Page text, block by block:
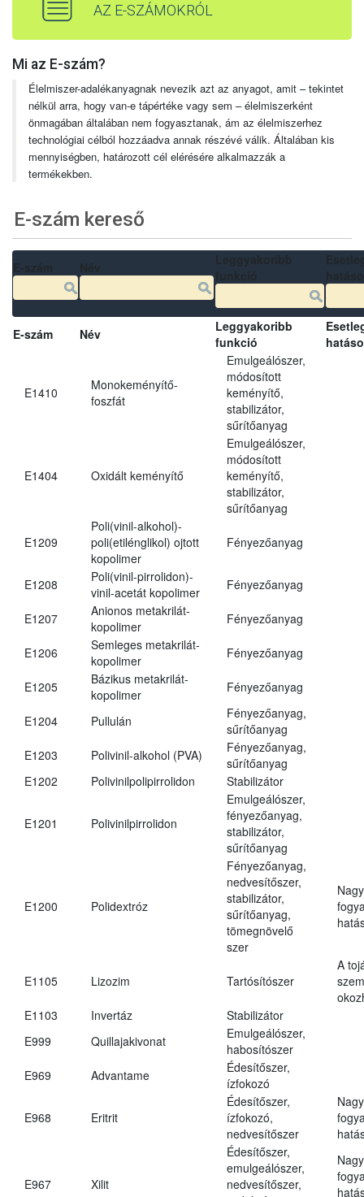
AZ E-SZÁMOKRÓL
Mi az E-szám?
Élelmiszer-adalékanyagnak nevezik azt az anyagot, amit – tekintet
nélkül arra, hogy van-e tápértéke vagy sem – élelmiszerként
önmagában általában nem fogyasztanak, ám az élelmiszerhez
technológiai célból hozzáadva annak részévé válik. Általában kis
mennyiségben, határozott cél elérésére alkalmazzák a
termékekben.
E-szám kereső
E-szám Név
Leggyakoribb
funkció
E1410
Monokeményítő-
foszfát
Emulgeálószer,
módosított
keményítő,
stabilizátor,
sűrítőanyag
E1404 Oxidált keményítő
Emulgeálószer,
módosított
keményítő,
stabilizátor,
sűrítőanyag
E1209
Poli(vinil-alkohol)-
poli(etilénglikol) ojtott
kopolimer
Fényezőanyag
E1208
Poli(vinil-pirrolidon)-
vinil-acetát kopolimer
Fényezőanyag
E1207
Anionos metakrilát-
kopolimer
Fényezőanyag
E1206
Semleges metakrilát-
kopolimer
Fényezőanyag
E1205
Bázikus metakrilát-
kopolimer
Fényezőanyag
E1204 Pullulán
Fényezőanyag,
sűrítőanyag
E1203
Polivinil-alkohol (PVA)
Fényezőanyag,
sűrítőanyag
E1202
Polivinilpolipirrolidon Stabilizátor
E1201 Polivinilpirrolidon
Emulgeálószer,
fényezőanyag,
stabilizátor,
sűrítőanyag
E1200 Polidextróz
Fényezőanyag,
nedvesítőszer,
stabilizátor,
sűrítőanyag,
tömegnövelő
szer
E1105 Lizozim Tartósítószer
A
E1103
Invertáz
Stabilizátor
E999
Quillajakivonat
Emulgeálószer,
habosítószer
E969
Advantame
Édesítőszer,
ízfokozó
E968 Eritrit
Édesítőszer,
ízfokozó,
nedvesítőszer
E967 Xilit
Édesítőszer,
emulgeálószer,
nedvesítőszer,